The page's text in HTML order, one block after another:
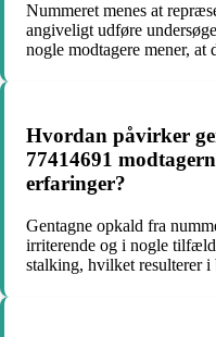
Nummeret menes at
angiveligt udføre
nogle modtagere mener,
Hvordan påvirker
77414691
erfaringer?
Gentagne opkald fra
irriterende og i nogle
stalking, hvilket resulterer